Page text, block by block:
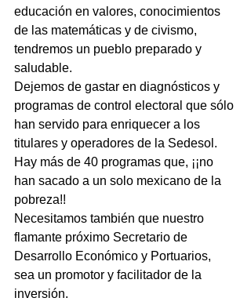
educación en valores, conocimientos
de las matemáticas y de civismo,
tendremos un pueblo preparado y
saludable.
Dejemos de gastar en diagnósticos y
programas de control electoral que sólo
han servido para enriquecer a los
titulares y operadores de la Sedesol.
Hay más de 40 programas que, ¡¡no
han sacado a un solo mexicano de la
pobreza!!
Necesitamos también que nuestro
flamante próximo Secretario de
Desarrollo Económico y Portuarios,
sea un promotor y facilitador de la
inversión.